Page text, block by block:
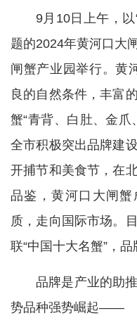
9月10日上午，以
题的2024年黄河口大
闸蟹产业园举行。
良的自然条件，丰富
蟹“青背、白肚、金爪
全市积极突出品牌建
开捕节和美食节，在
品鉴，黄河口大闸
质，走向国际市场。
联“中国十大名蟹”，
品牌是产业的助
势品种强势崛起——